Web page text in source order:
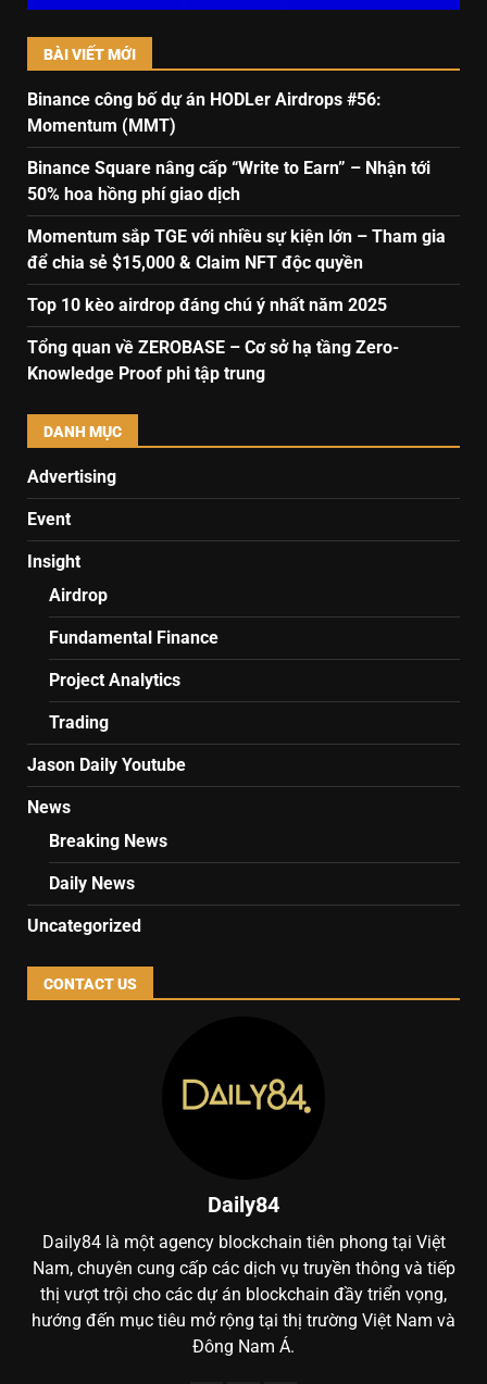
BÀI VIẾT MỚI
Binance công bố dự án HODLer Airdrops #56:
Momentum (MMT)
Binance Square nâng cấp “Write to Earn” – Nhận tới
50% hoa hồng phí giao dịch
Momentum sắp TGE với nhiều sự kiện lớn – Tham gia
để chia sẻ $15,000 & Claim NFT độc quyền
Top 10 kèo airdrop đáng chú ý nhất năm 2025
Tổng quan về ZEROBASE – Cơ sở hạ tầng Zero-
Knowledge Proof phi tập trung
DANH MỤC
Advertising
Event
Insight
Airdrop
Fundamental Finance
Project Analytics
Trading
Jason Daily Youtube
News
Breaking News
Daily News
Uncategorized
CONTACT US
Daily84
Daily84 là một agency blockchain tiên phong tại Việt
Nam, chuyên cung cấp các dịch vụ truyền thông và tiếp
thị vượt trội cho các dự án blockchain đầy triển vọng,
hướng đến mục tiêu mở rộng tại thị trường Việt Nam và
Đông Nam Á.